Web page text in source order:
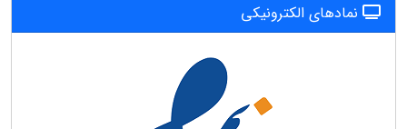
نمادهای الکترونیکی